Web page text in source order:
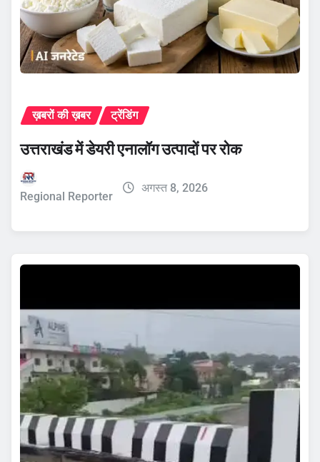
ख़बरों की ख़बर ट्रेंडिंग
उत्तराखंड में डेयरी एनालॉग उत्पादों पर रोक
Regional Reporter
अगस्त 8, 2026